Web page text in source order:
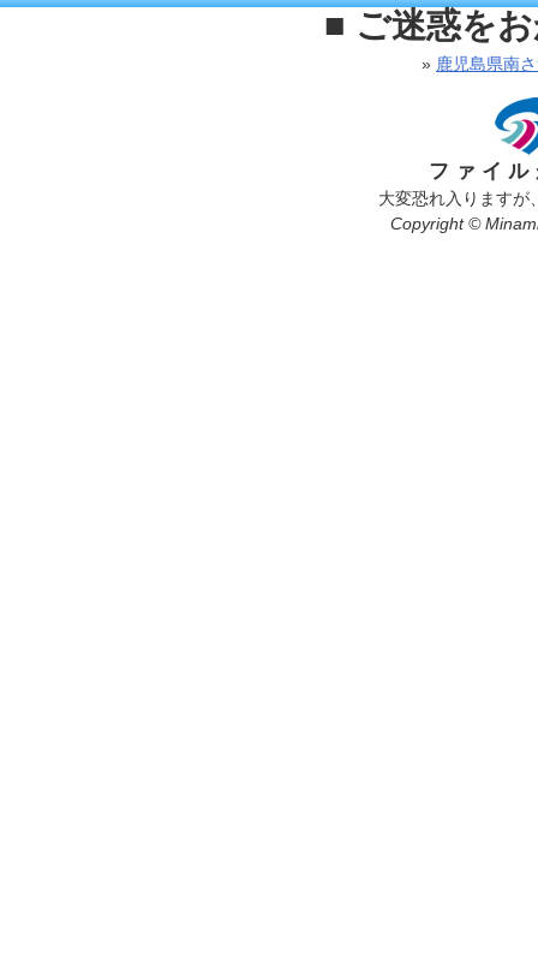
■ ご迷惑を
» 鹿児島県南
ファイ
大変恐れ入りますが
Copyright ©